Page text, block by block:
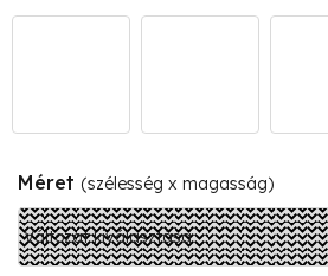
Méret (szélesség x magasság)